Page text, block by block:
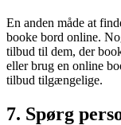
En anden måde at
booke bord online.
tilbud til dem, der
eller brug en online
tilbud tilgængelige.
7. Spørg